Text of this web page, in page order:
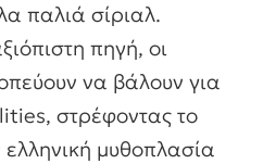
παλιά σίριαλ.
πηγή, οι
να βάλουν για
στρέφοντας το
μυθοπλασία